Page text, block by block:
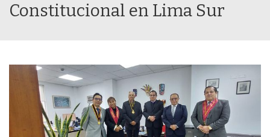
Constitucional en Lima Sur